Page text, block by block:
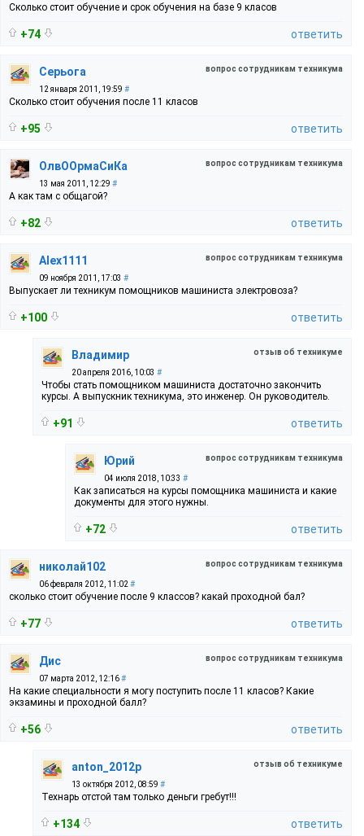
Сколько стоит обучение и срок обучения на базе 9 класов
+74 ответить
вопрос сотрудникам техникума
Сeрьогa
12 января 2011, 19:59 #
Сколько стоит обучения после 11 класов
+95 ответить
вопрос сотрудникам техникума
ОлвООрмаСиКа
13 мая 2011, 12:29 #
А как там с общагой?
+82 ответить
вопрос сотрудникам техникума
Alex1111
09 ноября 2011, 17:03 #
Выпускает ли техникум помощников машиниста электровоза?
+100 ответить
отзыв об техникуме
Владимир
20 апреля 2016, 10:03 #
Чтобы стать помощником машиниста достаточно закончить
курсы. А выпускник техникума, это инженер. Он руководитель.
+91 ответить
вопрос сотрудникам техникума
Юрий
04 июля 2018, 10:33 #
Как записаться на курсы помощника машиниста и какие
документы для этого нужны.
+72 ответить
вопрос сотрудникам техникума
николай102
06 февраля 2012, 11:02 #
сколько стоит обучение после 9 классов? какай проходной бал?
+77 ответить
вопрос сотрудникам техникума
Дис
07 марта 2012, 12:16#
На какие специальности я могу поступить после 11 класов? Какие
экзамины и проходной балл?
+56 ответить
отзыв об техникуме
anton_2012p
13 октября 2012, 08:59 #
Технарь отстой там только деньги гребут!!!
+134 ответить